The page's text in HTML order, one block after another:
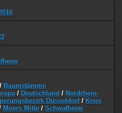
/ Baumstämme
/ Deutschland / Nordrhein-
Düsseldorf/ Kreis
Moers Mitte / Schwafheim